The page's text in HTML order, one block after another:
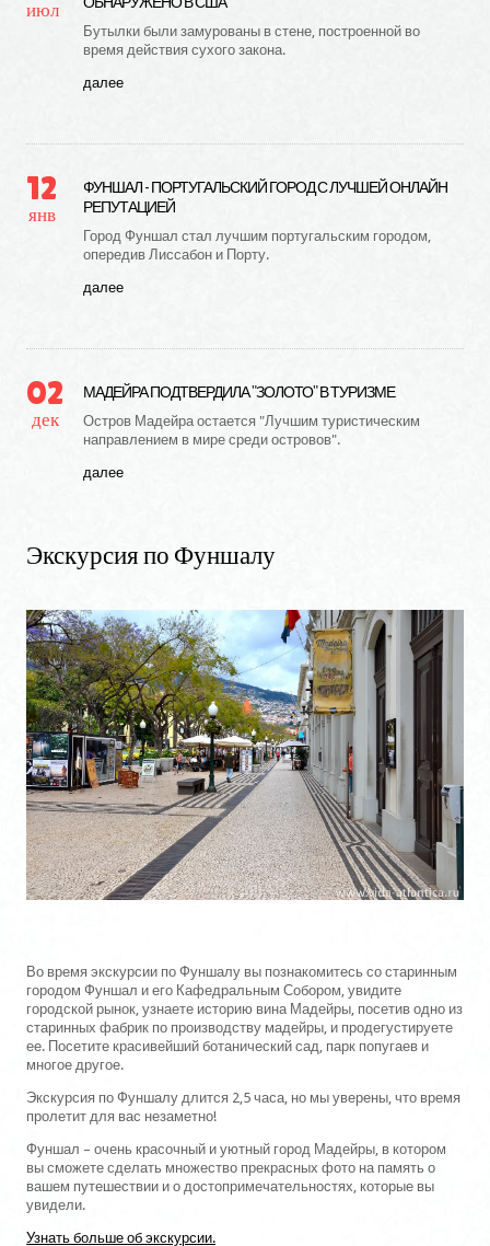
июл
Бутылки были замурованы в стене, построенной во
время действия сухого закона.
далее
12
янв
ФУНШАЛ - ПОРТУГАЛЬСКИЙ ГОРОД С ЛУЧШЕЙ ОНЛАЙН
РЕПУТАЦИЕЙ
Город Фуншал стал лучшим португальским городом,
опередив Лиссабон и Порту.
далее
02
дек
МАДЕЙРА ПОДТВЕРДИЛА "ЗОЛОТО" В ТУРИЗМЕ
Остров Мадейра остается "Лучшим туристическим
направлением в мире среди островов".
далее
Экскурсияпо Фуншалу
Во время экскурсии по Фуншалу вы познакомитесь со старинным
городом Фуншал и его Кафедральным Собором, увидите
городской рынок, узнаете историю вина Мадейры, посетив одно из
старинных фабрик по производству мадейры, и продегустируете
ее. Посетите красивейший ботанический сад, парк попугаев и
многое другое.
Экскурсия по Фуншалу длится 2,5 часа, но мы уверены, что время
пролетит для вас незаметно!
Фуншал – очень красочный и уютный город Мадейры, в котором
вы сможете сделать множество прекрасных фото на память о
вашем путешествии и о достопримечательностях, которые вы
увидели.
Узнать больше об экскурсии.